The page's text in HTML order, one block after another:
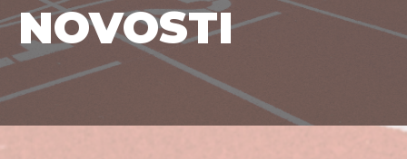
NOVOSTI